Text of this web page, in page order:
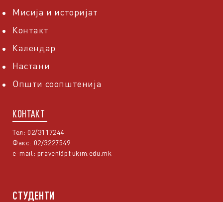
Мисија и историјат
Контакт
Календар
Настани
Општи соопштенија
КОНТАКТ
Тел: 02/3117244
Факс: 02/3227549
e-mail: praven@pf.ukim.edu.mk
СТУДЕНТИ